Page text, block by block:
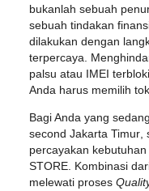
bukanlah sebuah
sebuah tindakan
dilakukan dengan
terpercaya.
palsu atau IMEI
Anda harus memilih
Bagi Anda yang
second Jakarta Timur,
percayakan
STORE. Kombinasi
melewati proses